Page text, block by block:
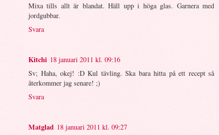
Mixa tills allt är blandat. Häll upp i höga glas. Garnera med
jordgubbar.
Svara
Kitchi 18 januari 2011 kl. 09:16
Sv; Haha, okej! :D Kul tävling. Ska bara hitta på ett recept så
återkommer jag senare! ;)
Svara
Matglad 18 januari 2011 kl. 09:27